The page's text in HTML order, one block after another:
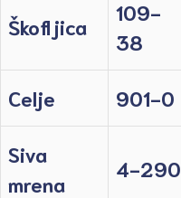
Škofljica
109-
38
Celje 901-0
Siva
mrena
4-290